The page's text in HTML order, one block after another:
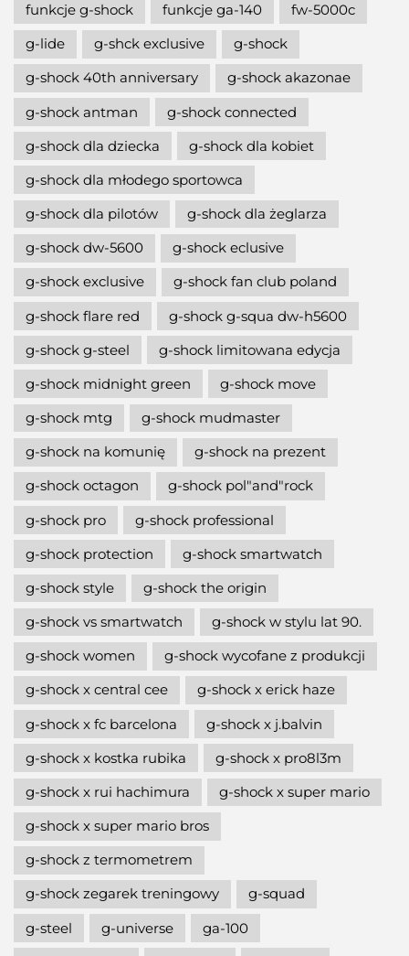
funkcje g-shock
funkcje ga-140
fw-5000c
g-lide
g-shck exclusive
g-shock
g-shock 40th anniversary
g-shock akazonae
g-shock antman
g-shock connected
g-shock dla dziecka
g-shock dla kobiet
g-shock dla młodego sportowca
g-shock dla pilotów
g-shock dla żeglarza
g-shock dw-5600
g-shock eclusive
g-shock exclusive
g-shock fan club poland
g-shock flare red
g-shock g-squa dw-h5600
g-shock g-steel
g-shock limitowana edycja
g-shock midnight green
g-shock move
g-shock mtg
g-shock mudmaster
g-shock na komunię
g-shock na prezent
g-shock octagon
g-shock pol"and"rock
g-shock pro
g-shock professional
g-shock protection
g-shock smartwatch
g-shock style
g-shock the origin
g-shock vs smartwatch
g-shock w stylu lat 90.
g-shock women
g-shock wycofane z produkcji
g-shock x central cee
g-shock x erick haze
g-shock x fc barcelona
g-shock x j.balvin
g-shock x kostka rubika
g-shock x pro8l3m
g-shock x rui hachimura
g-shock x super mario
g-shock x super mario bros
g-shock z termometrem
g-shock zegarek treningowy
g-squad
g-steel
g-universe
ga-100